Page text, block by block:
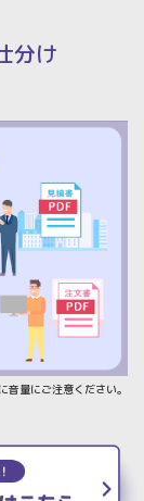
分け
音量にご注意ください。